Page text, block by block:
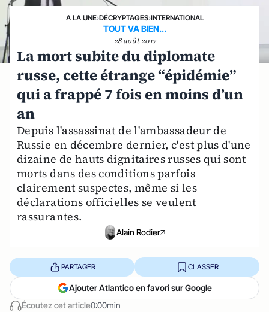
A LA UNE›DÉCRYPTAGES›INTERNATIONAL
TOUT VA BIEN...
28 août 2017
La mort subite du diplomate
russe, cette étrange “épidémie”
qui a frappé 7 fois en moins d’un
an
Depuis l'assassinat de l'ambassadeur de
Russie en décembre dernier, c'est plus d'une
dizaine de hauts dignitaires russes qui sont
morts dans des conditions parfois
clairement suspectes, même si les
déclarations officielles se veulent
rassurantes.
Alain Rodier
Écoutez cet article0:00min
PARTAGER CLASSER
Ajouter Atlantico en favori sur Google